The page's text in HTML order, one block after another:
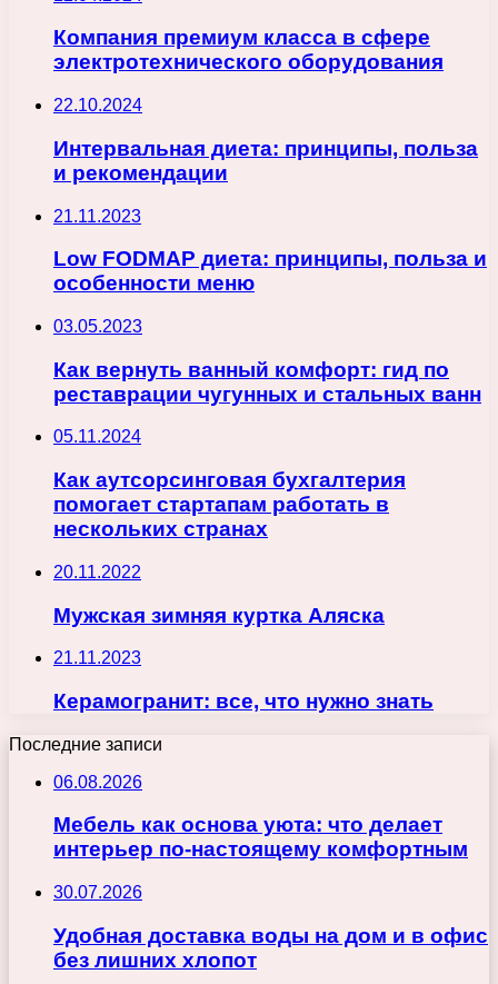
Компания премиум класса в сфере
электротехнического оборудования
22.10.2024
Интервальная диета: принципы, польза
и рекомендации
21.11.2023
Low FODMAP диета: принципы, польза и
особенности меню
03.05.2023
Как вернуть ванный комфорт: гид по
реставрации чугунных и стальных ванн
05.11.2024
Как аутсорсинговая бухгалтерия
помогает стартапам работать в
нескольких странах
20.11.2022
Мужская зимняя куртка Аляска
21.11.2023
Керамогранит: все, что нужно знать
Последние записи
06.08.2026
Мебель как основа уюта: что делает
интерьер по-настоящему комфортным
30.07.2026
Удобная доставка воды на дом и в офис
без лишних хлопот